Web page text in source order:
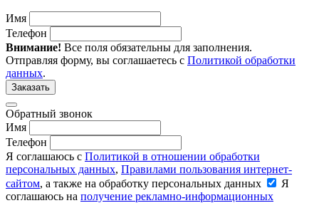
Имя
Телефон
Внимание! Все поля обязательны для заполнения.
Отправляя форму, вы соглашаетесь с Политикой обработки
данных.
Заказать
Обратный звонок
Имя
Телефон
Я соглашаюсь с Политикой в отношении обработки
персональных данных, Правилами пользования интернет-
сайтом, а также на обработку персональных данных
Я
соглашаюсь на получение рекламно-информационных